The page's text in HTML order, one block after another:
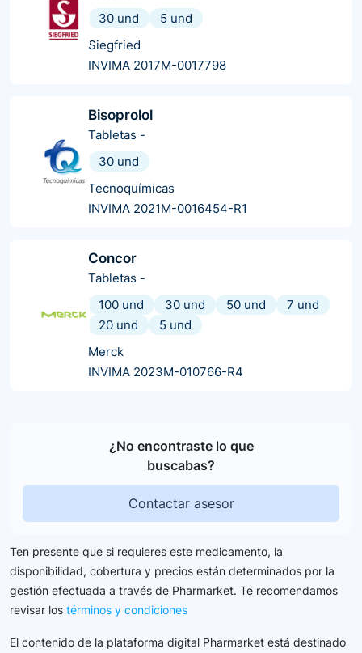
30 und
5 und
Siegfried
INVIMA 2017M-0017798
Bisoprolol
Tabletas -
30 und
Tecnoquímicas
INVIMA 2021M-0016454-R1
Concor
Tabletas -
100 und
30 und 50 und
7 und
20 und
5 und
Merck
INVIMA 2023M-010766-R4
¿No encontraste lo que
buscabas?
Contactar asesor
Ten presente que si requieres este medicamento, la
disponibilidad, cobertura y precios están determinados por la
gestión efectuada a través de Pharmarket. Te recomendamos
revisar los términos y condiciones
El contenido de la plataforma digital Pharmarket está destinado